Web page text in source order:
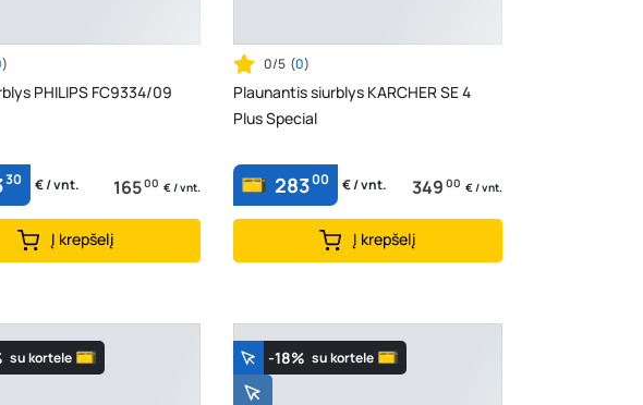
)
PHILIPS FC9334/09
30 € / vnt. 16500 € / vnt.
Į krepšelį
0/5 (0)
Plaunantis siurblys KARCHER SE 4
Plus Special
28300 € / vnt. 349 00 € / vnt.
Į krepšelį
su kortele -18% su kortele